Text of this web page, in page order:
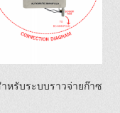
ำหรับระบบราวจ่ายก๊าซ